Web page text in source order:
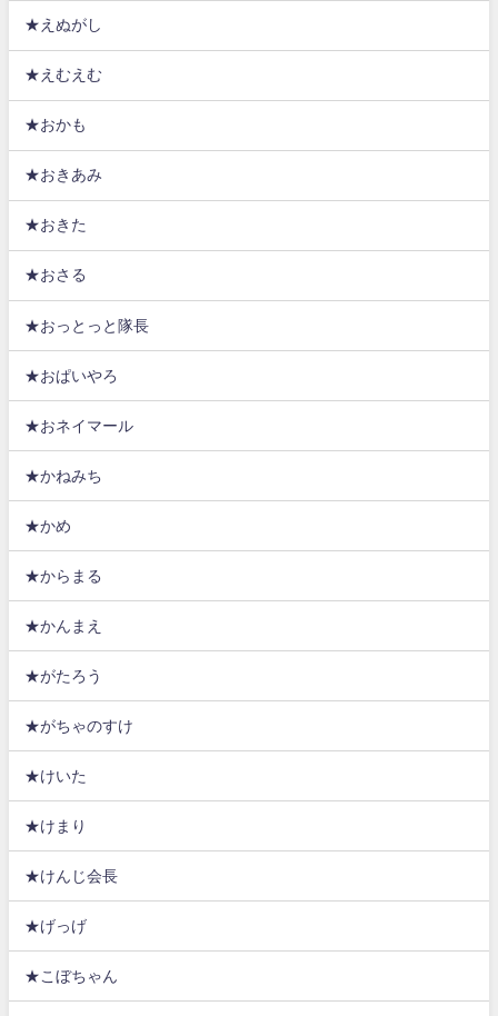
★えぬがし
★えむえむ
★おかも
★おきあみ
★おきた
★おさる
★おっとっと隊長
★おぱいやろ
★おネイマール
★かねみち
★かめ
★からまる
★かんまえ
★がたろう
★がちゃのすけ
★けいた
★けまり
★けんじ会長
★げっげ
★こぼちゃん